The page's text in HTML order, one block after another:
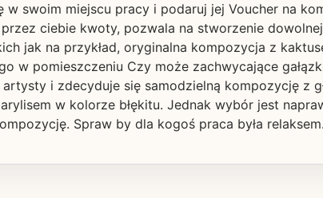
swoim miejscu pracy i podaruj jej Voucher na
ciebie kwoty, pozwala na stworzenie
jak na przykład, oryginalna kompozycja z
pomieszczeniu Czy może zachwycające
i zdecyduje się samodzielną kompozycję z
w kolorze błękitu. Jednak wybór jest
Spraw by dla kogoś praca była